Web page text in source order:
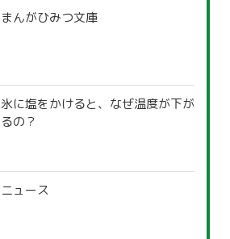
まんがひみつ文庫
氷に塩をかけると、なぜ温度が下が
るの？
ニュース